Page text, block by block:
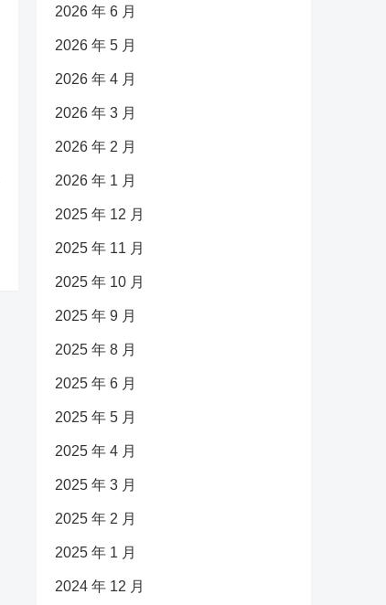
2026 年 6 月
2026 年 5 月
2026 年 4 月
2026 年 3 月
2026 年 2 月
2026 年 1 月
2025 年 12 月
2025 年 11 月
2025 年 10 月
2025 年 9 月
2025 年 8 月
2025 年 6 月
2025 年 5 月
2025 年 4 月
2025 年 3 月
2025 年 2 月
2025 年 1 月
2024 年 12 月